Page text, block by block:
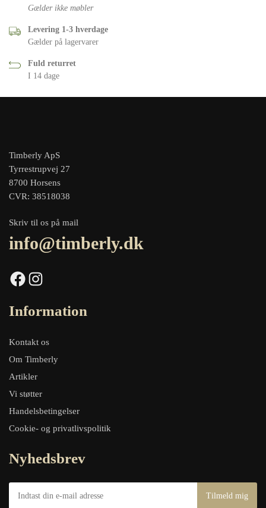
Gælder ikke møbler
Levering 1-3 hverdage
Gælder på lagervarer
Fuld returret
I 14 dage
Timberly ApS
Tyrrestrupvej 27
8700 Horsens
CVR: 38518038
Skriv til os på mail
info@timberly.dk
Facebook Instagram
Information
Kontakt os
Om Timberly
Artikler
Vi støtter
Handelsbetingelser
Cookie- og privatlivspolitik
Nyhedsbrev